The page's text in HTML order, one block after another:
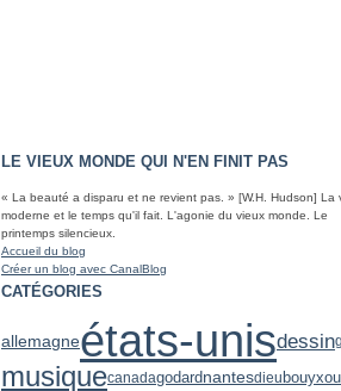
LE VIEUX MONDE QUI N'EN FINIT PAS
« La beauté a disparu et ne revient pas. » [W.H. Hudson] La
moderne et le temps qu'il fait. L'agonie du vieux monde. Le
printemps silencieux.
Accueil du blog
Créer un blog avec CanalBlog
CATÉGORIES
allemagneétats-unisdessin
musiquecanadagodardnantesdieu bouyxou